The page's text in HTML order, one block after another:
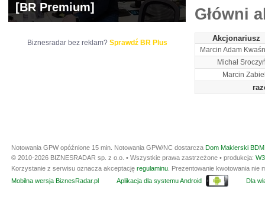
Główni
Akcjonariusz
Marcin Adam
Michał
Marcin
[BR Premium]
Biznesradar bez reklam? Sprawdź BR Plus
Notowania GPW opóźnione 15 min. Notowania GPW/NC dostarcza Dom Maklerski
© 2010-2026 BIZNESRADAR sp. z o.o. • Wszystkie prawa zastrzeżone • produkcja:
Korzystanie z serwisu oznacza akceptację regulaminu . Prezentowanie kwotowania
Mobilna wersja BiznesRadar.pl
Aplikacja dla systemu Android Dla